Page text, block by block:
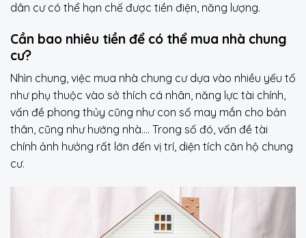
dân cư có thể hạn chế được tiền điện, năng lượng.
Cần bao nhiêu tiền để có thể mua nhà chung
cư?
Nhìn chung, việc mua nhà chung cư dựa vào nhiều yếu tố
như phụ thuộc vào sở thích cá nhân, năng lực tài chính,
vấn đề phong thủy cũng như con số may mắn cho bản
thân, cũng như hướng nhà…. Trong số đó, vấn đề tài
chính ảnh hưởng rất lớn đến vị trí, diện tích căn hộ chung
cư.